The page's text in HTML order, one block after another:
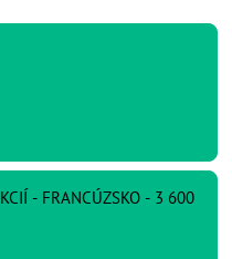
- FRANCÚZSKO - 3 600